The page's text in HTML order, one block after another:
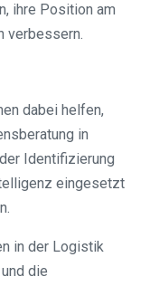
ihre Position am
verbessern.
dabei helfen,
in
Identifizierung
eingesetzt
in der Logistik
die